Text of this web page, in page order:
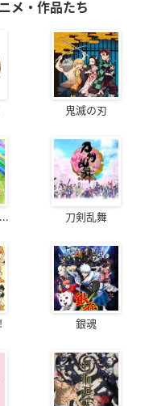
メ・作品たち
鬼滅の刃
刀剣乱舞
銀魂